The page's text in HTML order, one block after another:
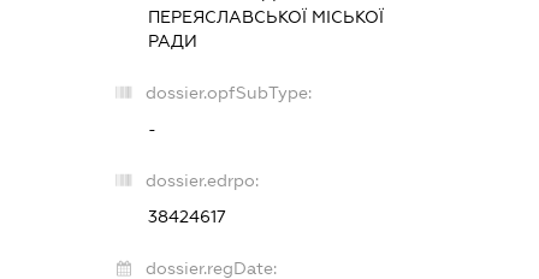
ПЕРЕЯСЛАВСЬКОЇ МІСЬКОЇ
РАДИ
dossier.opfSubType:
-
dossier.edrpo:
38424617
dossier.regDate: